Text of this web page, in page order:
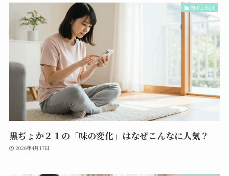
黒ぢょか21
黒ぢょか２１の「味の変化」はなぜこんなに人気？
2026年4月17日